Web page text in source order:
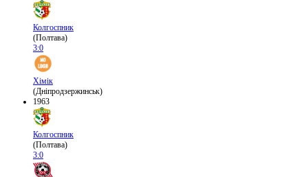
Колгоспник
(Полтава)
3:0
Хімік
(Дніпродзержинськ)
1963
Колгоспник
(Полтава)
3:0